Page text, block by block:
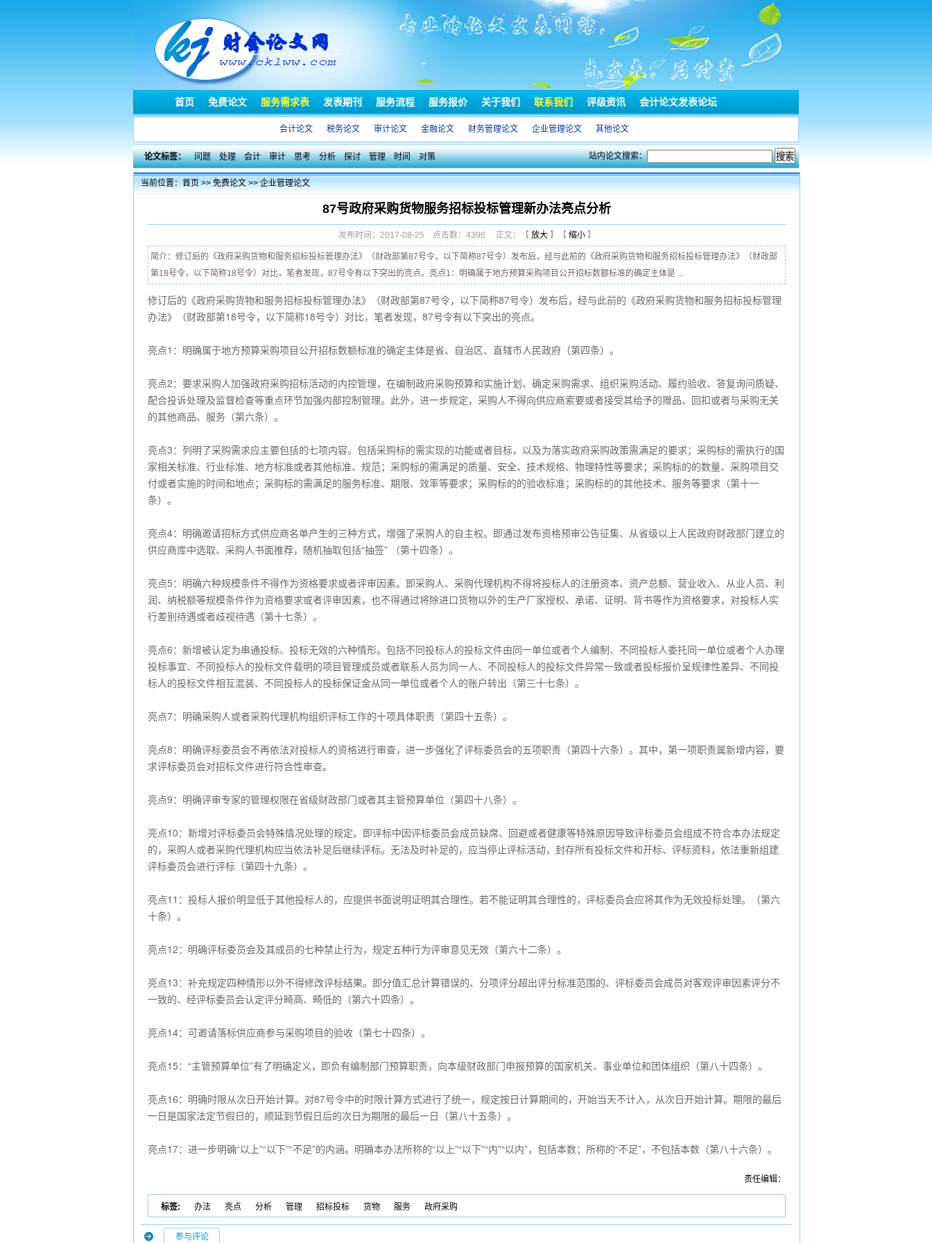
首页 免费论文 服务需求表 发表期刊 服务流程 服务报价 关于我们 联系我们 评级资讯 会计论文发表论坛
会计论文 税务论文 审计论文 金融论文 财务管理论文 企业管理论文 其他论文
论文标签： 问题 处理 会计 审计 思考 分析 探讨 管理 时间 对策 站内论文搜索：
当前位置：首页>>免费论文>>企业管理论文
87号政府采购货物服务招标投标管理新办法亮点分析
发布时间：2017-08-25 点击数：4396 正文：【 放大】【 缩小】
简介：修订后的《政府采购货物和服务招标投标管理办法》（财政部第87号令，以下简称87号令）发布后，经与此前的《政府采购货物和服务招标投标管理办法》（财政部
第18号令，以下简称18号令）对比，笔者发现，87号令有以下突出的亮点。亮点1：明确属于地方预算采购项目公开招标数额标准的确定主体是 ...
修订后的《政府采购货物和服务招标投标管理办法》（财政部第87号令，以下简称87号令）发布后，经与此前的《政府采购货物和服务招标投标管理
办法》（财政部第18号令，以下简称18号令）对比，笔者发现，87号令有以下突出的亮点。
亮点1：明确属于地方预算采购项目公开招标数额标准的确定主体是省、自治区、直辖市人民政府（第四条）。
亮点2：要求采购人加强政府采购招标活动的内控管理，在编制政府采购预算和实施计划、确定采购需求、组织采购活动、履约验收、答复询问质疑、
配合投诉处理及监督检查等重点环节加强内部控制管理。此外，进一步规定，采购人不得向供应商索要或者接受其给予的赠品、回扣或者与采购无关
的其他商品、服务（第六条）。
亮点3：列明了采购需求应主要包括的七项内容。包括采购标的需实现的功能或者目标，以及为落实政府采购政策需满足的要求；采购标的需执行的国
家相关标准、行业标准、地方标准或者其他标准、规范；采购标的需满足的质量、安全、技术规格、物理特性等要求；采购标的的数量、采购项目交
付或者实施的时间和地点；采购标的需满足的服务标准、期限、效率等要求；采购标的的验收标准；采购标的的其他技术、服务等要求（第十一
条）。
亮点4：明确邀请招标方式供应商名单产生的三种方式，增强了采购人的自主权。即通过发布资格预审公告征集、从省级以上人民政府财政部门建立的
供应商库中选取、采购人书面推荐，随机抽取包括“抽签” （第十四条）。
亮点5：明确六种规模条件不得作为资格要求或者评审因素。即采购人、采购代理机构不得将投标人的注册资本、资产总额、营业收入、从业人员、利
润、纳税额等规模条件作为资格要求或者评审因素，也不得通过将除进口货物以外的生产厂家授权、承诺、证明、背书等作为资格要求，对投标人实
行差别待遇或者歧视待遇（第十七条）。
亮点6：新增被认定为串通投标、投标无效的六种情形。包括不同投标人的投标文件由同一单位或者个人编制、不同投标人委托同一单位或者个人办理
投标事宜、不同投标人的投标文件载明的项目管理成员或者联系人员为同一人、不同投标人的投标文件异常一致或者投标报价呈规律性差异、不同投
标人的投标文件相互混装、不同投标人的投标保证金从同一单位或者个人的账户转出（第三十七条）。
亮点7：明确采购人或者采购代理机构组织评标工作的十项具体职责（第四十五条）。
亮点8：明确评标委员会不再依法对投标人的资格进行审查，进一步强化了评标委员会的五项职责（第四十六条）。其中，第一项职责属新增内容，要
求评标委员会对招标文件进行符合性审查。
亮点9：明确评审专家的管理权限在省级财政部门或者其主管预算单位（第四十八条）。
亮点10：新增对评标委员会特殊情况处理的规定。即评标中因评标委员会成员缺席、回避或者健康等特殊原因导致评标委员会组成不符合本办法规定
的，采购人或者采购代理机构应当依法补足后继续评标。无法及时补足的，应当停止评标活动，封存所有投标文件和开标、评标资料，依法重新组建
评标委员会进行评标（第四十九条）。
亮点11：投标人报价明显低于其他投标人的，应提供书面说明证明其合理性。若不能证明其合理性的，评标委员会应将其作为无效投标处理。（第六
十条）。
亮点12：明确评标委员会及其成员的七种禁止行为，规定五种行为评审意见无效（第六十二条）。
亮点13：补充规定四种情形以外不得修改评标结果。即分值汇总计算错误的、分项评分超出评分标准范围的、评标委员会成员对客观评审因素评分不
一致的、经评标委员会认定评分畸高、畸低的（第六十四条）。
亮点14：可邀请落标供应商参与采购项目的验收（第七十四条）。
亮点15：“主管预算单位”有了明确定义，即负有编制部门预算职责，向本级财政部门申报预算的国家机关、事业单位和团体组织（第八十四条）。
亮点16：明确时限从次日开始计算。对87号令中的时限计算方式进行了统一，规定按日计算期间的，开始当天不计入，从次日开始计算。期限的最后
一日是国家法定节假日的，顺延到节假日后的次日为期限的最后一日（第八十五条）。
亮点17：进一步明确“以上”“以下”“不足”的内涵。明确本办法所称的“以上”“以下”“内”“以内”，包括本数；所称的“不足”，不包括本数（第八十六条）。
责任编辑：
标签: 办法 亮点 分析 管理 招标投标 货物 服务 政府采购
参与评论